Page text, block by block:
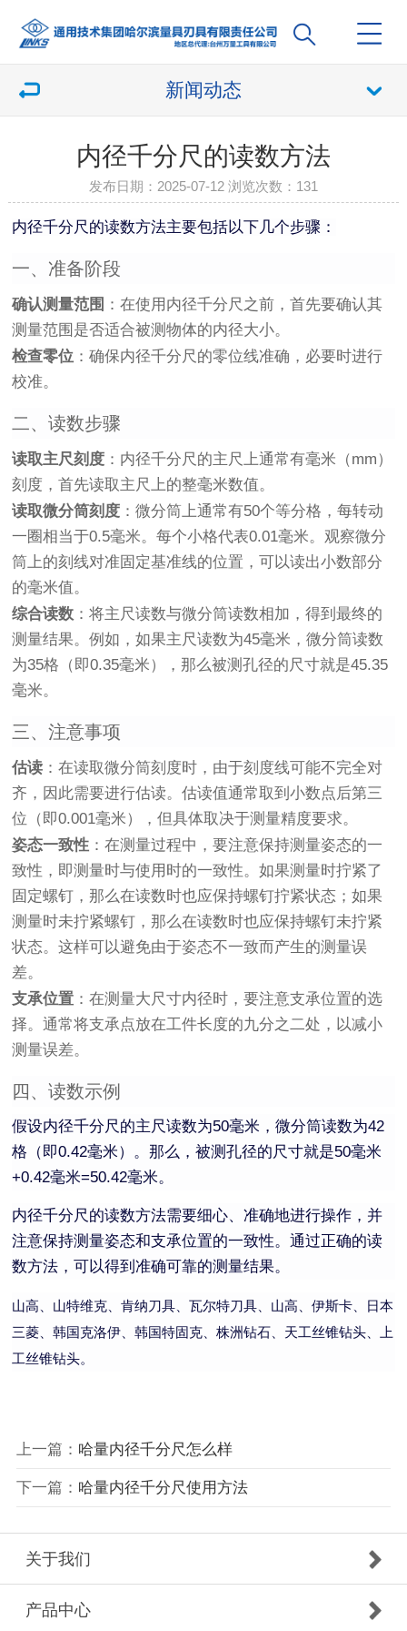
新闻动态
内径千分尺的读数方法
发布日期：2025-07-12 浏览次数： 131
内径千分尺的读数方法主要包括以下几个步骤：
一、准备阶段
确认测量范围 ：在使用内径千分尺之前，首先要确认其
测量范围是否适合被测物体的内径大小。
检查零位 ：确保内径千分尺的零位线准确，必要时进行
校准。
二、读数步骤
读取主尺刻度 ：内径千分尺的主尺上通常有毫米（mm）
刻度，首先读取主尺上的整毫米数值。
读取微分筒刻度 ：微分筒上通常有50个等分格，每转动
一圈相当于0.5毫米。每个小格代表0.01毫米。观察微分
筒上的刻线对准固定基准线的位置，可以读出小数部分
的毫米值。
综合读数 ：将主尺读数与微分筒读数相加，得到最终的
测量结果。例如，如果主尺读数为45毫米，微分筒读数
为35格（即0.35毫米），那么被测孔径的尺寸就是45.35
毫米。
三、注意事项
估读 ：在读取微分筒刻度时，由于刻度线可能不完全对
齐，因此需要进行估读。估读值通常取到小数点后第三
位（即0.001毫米），但具体取决于测量精度要求。
姿态一致性 ：在测量过程中，要注意保持测量姿态的一
致性，即测量时与使用时的一致性。如果测量时拧紧了
固定螺钉，那么在读数时也应保持螺钉拧紧状态；如果
测量时未拧紧螺钉，那么在读数时也应保持螺钉未拧紧
状态。这样可以避免由于姿态不一致而产生的测量误
差。
支承位置 ：在测量大尺寸内径时，要注意支承位置的选
择。通常将支承点放在工件长度的九分之二处，以减小
测量误差。
四、读数示例
假设内径千分尺的主尺读数为50毫米，微分筒读数为42
格（即0.42毫米）。那么，被测孔径的尺寸就是50毫米
+0.42毫米=50.42毫米。
内径千分尺的读数方法需要细心、准确地进行操作，并
注意保持测量姿态和支承位置的一致性。通过正确的读
数方法，可以得到准确可靠的测量结果。
山高、山特维克、肯纳刀具、瓦尔特刀具、山高、伊斯卡、日本
三菱、韩国克洛伊、韩国特固克、株洲钻石、天工丝锥钻头、上
工丝锥钻头。
上一篇： 哈量内径千分尺怎么样
下一篇： 哈量内径千分尺使用方法
关于我们
产品中心